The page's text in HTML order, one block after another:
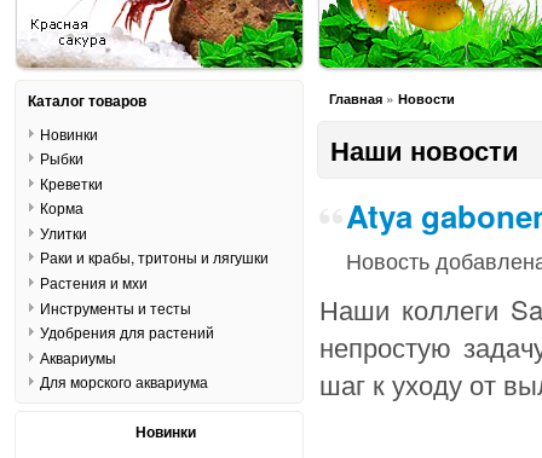
Главная » Новости
Наши новости
Atya
Новость
Наши коллеги
непростую
шаг к уходу от
Каталог товаров
Новинки
Рыбки
Креветки
Корма
Улитки
Раки и крабы, тритоны и лягушки
Растения и мхи
Инструменты и тесты
Удобрения для растений
Аквариумы
Для морского аквариума
Новинки